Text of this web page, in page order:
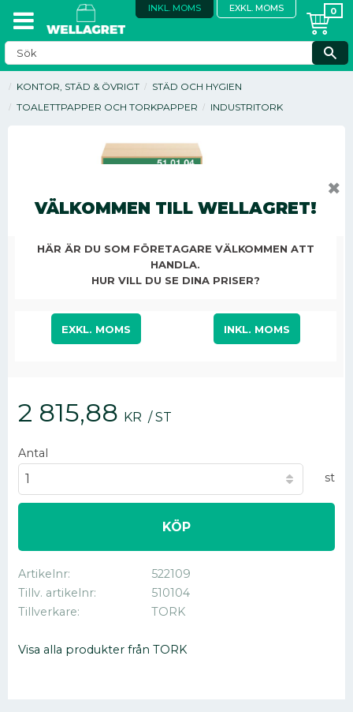
INKL. MOMS EXKL. MOMS
KONTOR, STÄD & ÖVRIGT
STÄD OCH HYGIEN
TOALETTPAPPER OCH TORKPAPPER
INDUSTRITORK
2 815,88 KR /ST
Antal
st
KÖP
Artikelnr
522109
Tillv. artikelnr
510104
Tillverkare
TORK
Visa alla produkter från TORK
VÄLKOMMEN TILL WELLAGRET!
HÄR ÄR DU SOM FÖRETAGARE VÄLKOMMEN ATT
HANDLA.
HUR VILL DU SE DINA PRISER?
EXKL. MOMS INKL. MOMS
✖